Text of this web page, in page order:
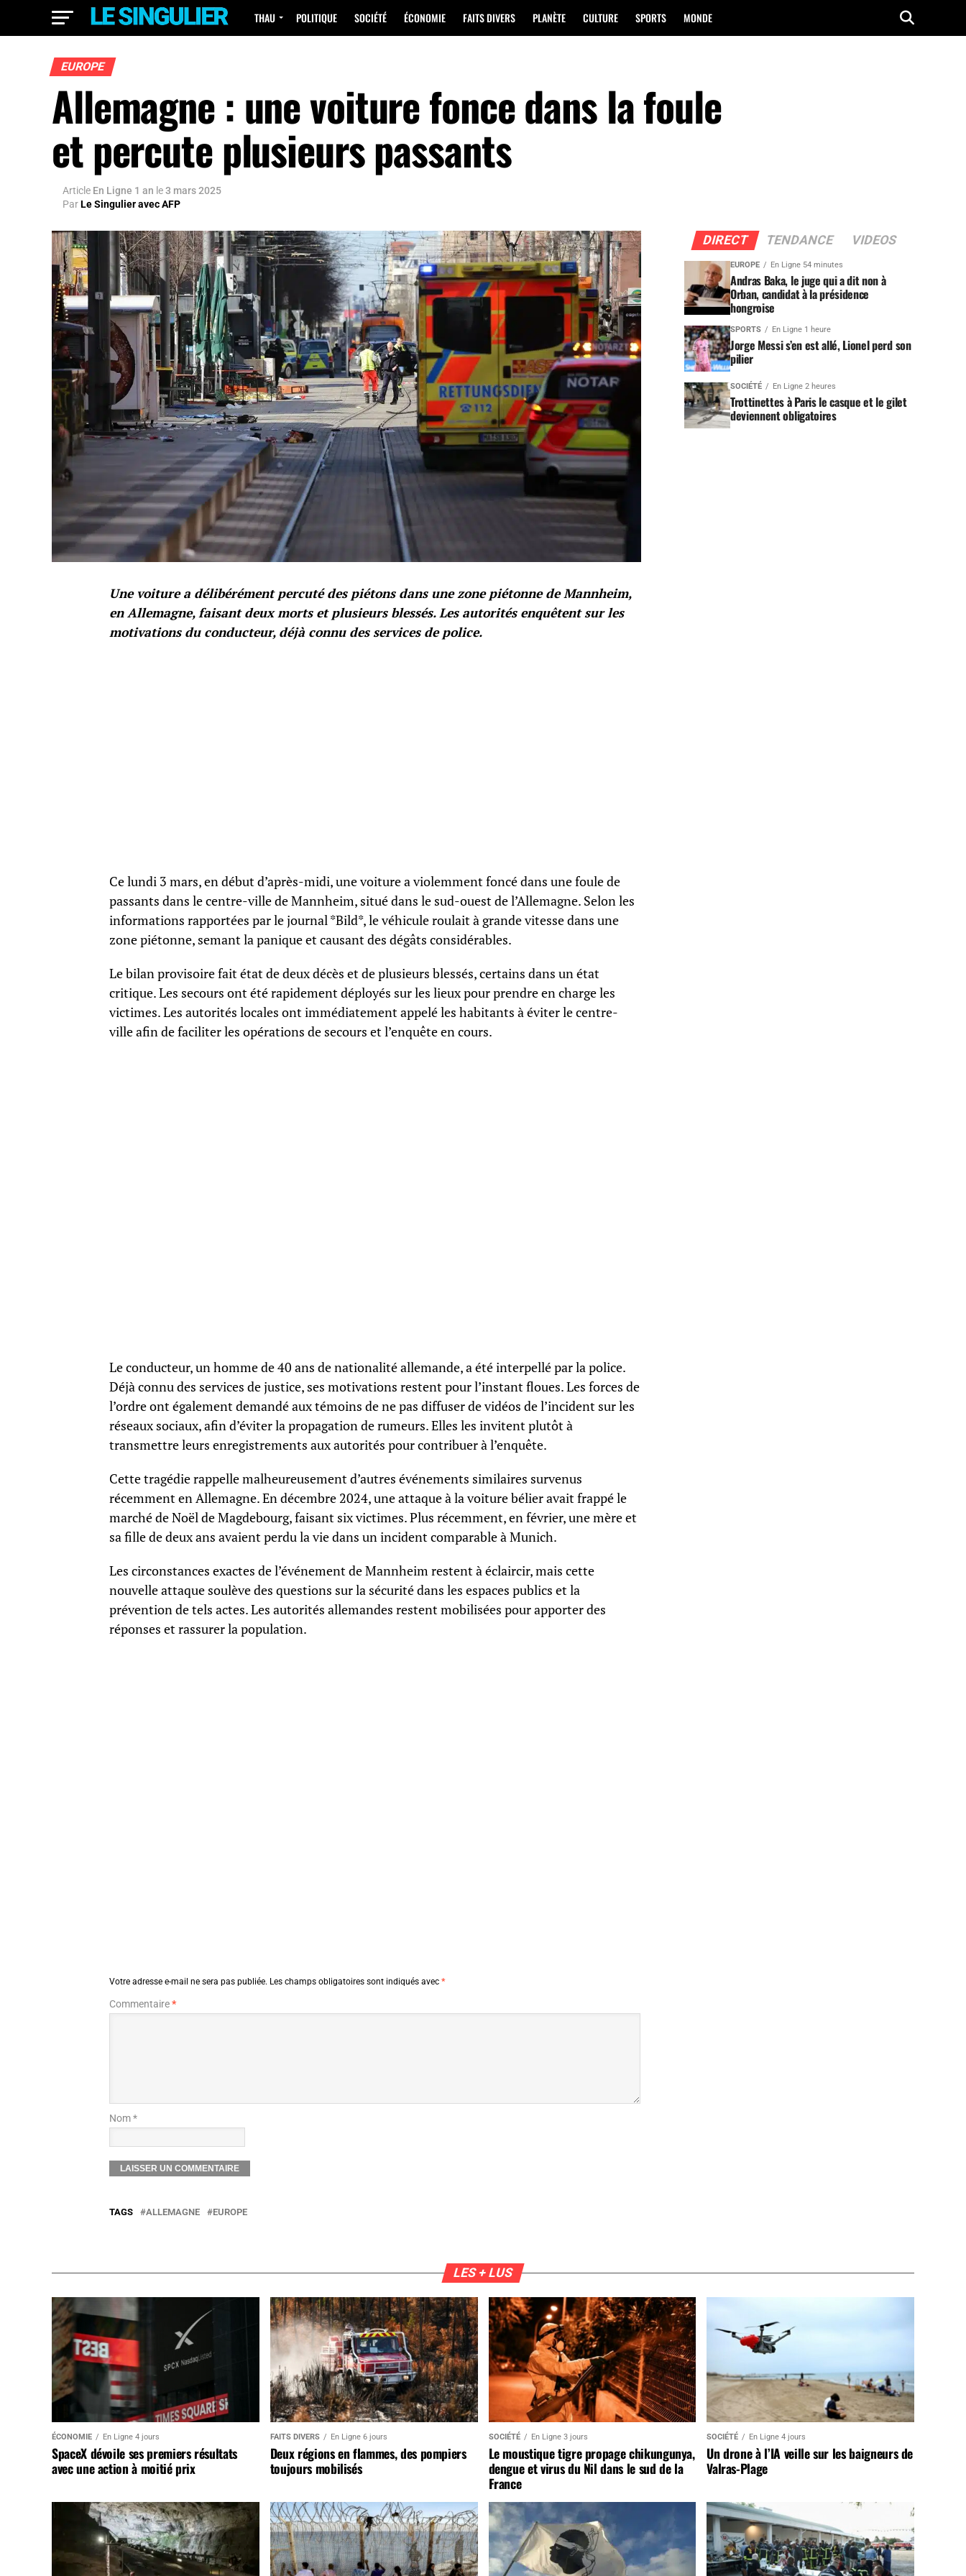
THAU POLITIQUE SOCIÉTÉ ÉCONOMIE FAITS DIVERS PLANÈTE CULTURE SPORTS MONDE
EUROPE
Allemagne : une voiture fonce dans la foule
et percute plusieurs passants
Article En Ligne 1 an le3 mars 2025
ParLe Singulier avec AFP
Une voiture a délibérément percuté des piétons dans une zone piétonne de Mannheim,
en Allemagne, faisant deux morts et plusieurs blessés. Les autorités enquêtent sur les
motivations du conducteur, déjà connu des services de police.
Ce lundi 3 mars, en début d’après-midi, une voiture a violemment foncé dans une foule de
passants dans le centre-ville de Mannheim, situé dans le sud-ouest de l’Allemagne. Selon les
informations rapportées par le journal *Bild*, le véhicule roulait à grande vitesse dans une
zone piétonne, semant la panique et causant des dégâts considérables.
Le bilan provisoire fait état de deux décès et de plusieurs blessés, certains dans un état
critique. Les secours ont été rapidement déployés sur les lieux pour prendre en charge les
victimes. Les autorités locales ont immédiatement appelé les habitants à éviter le centre-
ville afin de faciliter les opérations de secours et l’enquête en cours.
Le conducteur, un homme de 40 ans de nationalité allemande, a été interpellé par la police.
Déjà connu des services de justice, ses motivations restent pour l’instant floues. Les forces de
l’ordre ont également demandé aux témoins de ne pas diffuser de vidéos de l’incident sur les
réseaux sociaux, afin d’éviter la propagation de rumeurs. Elles les invitent plutôt à
transmettre leurs enregistrements aux autorités pour contribuer à l’enquête.
Cette tragédie rappelle malheureusement d’autres événements similaires survenus
récemment en Allemagne. En décembre 2024, une attaque à la voiture bélier avait frappé le
marché de Noël de Magdebourg, faisant six victimes. Plus récemment, en février, une mère et
sa fille de deux ans avaient perdu la vie dans un incident comparable à Munich.
Les circonstances exactes de l’événement de Mannheim restent à éclaircir, mais cette
nouvelle attaque soulève des questions sur la sécurité dans les espaces publics et la
prévention de tels actes. Les autorités allemandes restent mobilisées pour apporter des
réponses et rassurer la population.
Votre adresse e-mail ne sera pas publiée. Les champs obligatoires sont indiqués avec *
Commentaire*
Nom *
TAGS ALLEMAGNE EUROPE
DIRECT TENDANCE VIDEOS
EUROPE En Ligne 54 minutes
Andras Baka, le juge qui a dit non à
Orban, candidat à la présidence
hongroise
SPORTS En Ligne 1 heure
Jorge Messi s’en est allé, Lionel perd son
pilier
SOCIÉTÉ En Ligne 2 heures
Trottinettes à Paris le casque et le gilet
deviennent obligatoires
LES + LUS
ÉCONOMIE En Ligne 4 jours
SpaceX dévoile ses premiers résultats
avec une action à moitié prix
FAITS DIVERS En Ligne 6 jours
Deux régions en flammes, des pompiers
toujours mobilisés
SOCIÉTÉ En Ligne 3 jours
Le moustique tigre propage chikungunya,
dengue et virus du Nil dans le sud de la
France
SOCIÉTÉ En Ligne 4 jours
Un drone à l’IA veille sur les baigneurs de
Valras-Plage